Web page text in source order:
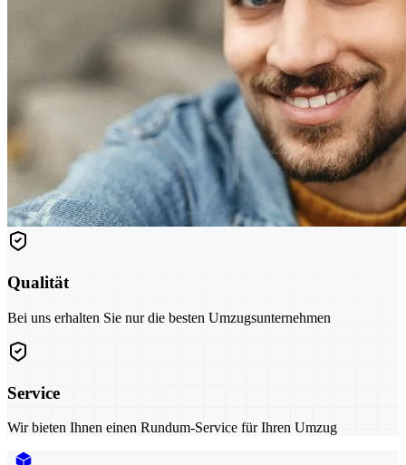
Qualität
Bei uns erhalten Sie nur die besten Umzugsunternehmen
Service
Wir bieten Ihnen einen Rundum-Service für Ihren Umzug